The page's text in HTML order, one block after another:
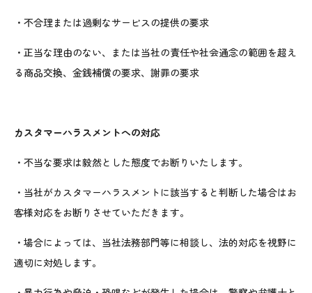
・不合理または過剰なサービスの提供の要求
・正当な理由のない、または当社の責任や社会通念の範囲を超え
る商品交換、金銭補償の要求、謝罪の要求
カスタマーハラスメントへの対応
・不当な要求は毅然とした態度でお断りいたします。
・当社がカスタマーハラスメントに該当すると判断した場合はお
客様対応をお断りさせていただきます。
・場合によっては、当社法務部門等に相談し、法的対応を視野に
適切に対処します。